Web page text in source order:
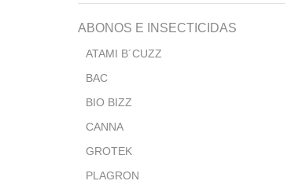
ABONOS E INSECTICIDAS
ATAMI B´CUZZ
BAC
BIO BIZZ
CANNA
GROTEK
PLAGRON